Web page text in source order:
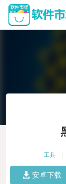
工具
安卓下载